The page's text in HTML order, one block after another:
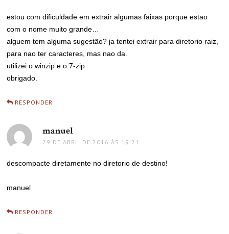
estou com dificuldade em extrair algumas faixas porque estao
com o nome muito grande…
alguem tem alguma sugestão? ja tentei extrair para diretorio raiz,
para nao ter caracteres, mas nao da.
utilizei o winzip e o 7-zip
obrigado.
RESPONDER
manuel
29 DE ABRIL DE 2016 ÀS 19:21
descompacte diretamente no diretorio de destino!
manuel
RESPONDER